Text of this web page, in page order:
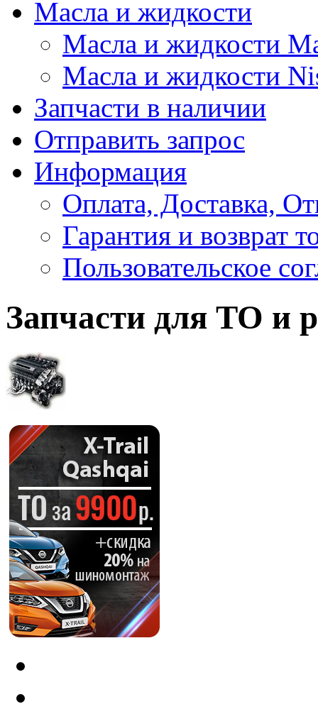
Масла и жидкости
Масла и жидкости
Масла и жидкости
Запчасти в наличии
Отправить запрос
Информация
Оплата, Доставка,
Гарантия и возврат
Пользовательское
Запчасти для ТО и